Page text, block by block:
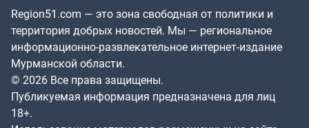
Region51.com — это зона свободная от политики и
территория добрых новостей. Мы — региональное
информационно-развлекательное интернет-издание
Мурманской области.
© 2026 Все права защищены.
Публикуемая информация предназначена для лиц
18+.